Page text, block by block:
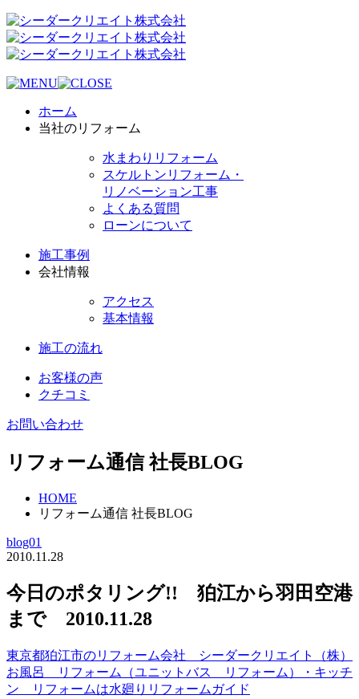
ホーム
当社のリフォーム
水まわりリフォーム
スケルトンリフォーム・
リノベーション工事
よくある質問
ローンについて
施工事例
会社情報
アクセス
基本情報
施工の流れ
お客様の声
クチコミ
お問い合わせ
リフォーム通信 社長BLOG
HOME
リフォーム通信 社長BLOG
blog01
2010.11.28
今日のポタリング!! 狛江から羽田空港
まで 2010.11.28
東京都狛江市のリフォーム会社 シーダークリエイト（株）
お風呂 リフォーム（ユニットバス リフォーム）・キッチ
ン リフォームは水廻りリフォームガイド